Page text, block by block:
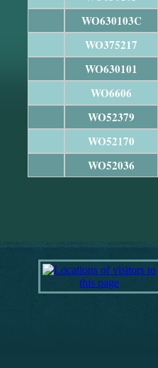
WO630103C
WO375217
WO630101
WO6606
WO52379
WO52170
WO52036